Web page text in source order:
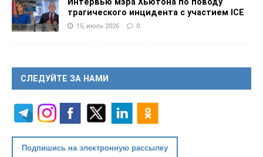
трагического инцидента с участием ICE
15, июль 2026 0
СЛЕДУЙТЕ ЗА НАМИ
Подпишись на электронную рассылку